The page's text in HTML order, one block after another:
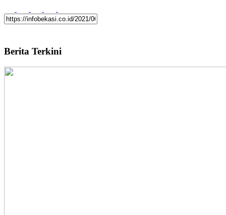
Berita Terkini